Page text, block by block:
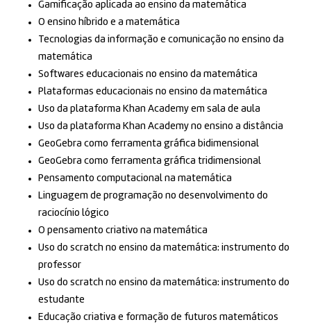
Gamificação aplicada ao ensino da matemática
O ensino híbrido e a matemática
Tecnologias da informação e comunicação no ensino da
matemática
Softwares educacionais no ensino da matemática
Plataformas educacionais no ensino da matemática
Uso da plataforma Khan Academy em sala de aula
Uso da plataforma Khan Academy no ensino a distância
GeoGebra como ferramenta gráfica bidimensional
GeoGebra como ferramenta gráfica tridimensional
Pensamento computacional na matemática
Linguagem de programação no desenvolvimento do
raciocínio lógico
O pensamento criativo na matemática
Uso do scratch no ensino da matemática: instrumento do
professor
Uso do scratch no ensino da matemática: instrumento do
estudante
Educação criativa e formação de futuros matemáticos